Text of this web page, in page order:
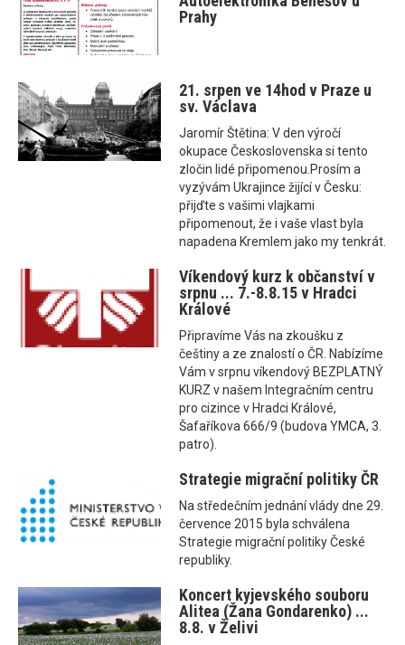
Prahy
21. srpen ve 14hod v Praze u
sv. Václava
Jaromír Štětina: V den výročí
okupace Československa si tento
zločin lidé připomenou.Prosím a
vyzývám Ukrajince žijící v Česku:
přijďte s vašimi vlajkami
připomenout, že i vaše vlast byla
napadena Kremlem jako my tenkrát.
Víkendový kurz k občanství v
srpnu ... 7.-8.8.15 v Hradci
Králové
Připravíme Vás na zkoušku z
češtiny a ze znalostí o ČR. Nabízíme
Vám v srpnu víkendový BEZPLATNÝ
KURZ v našem Integračním centru
pro cizince v Hradci Králové,
Šafaříkova 666/9 (budova YMCA, 3.
patro).
Strategie migrační politiky ČR
Na středečním jednání vlády dne 29.
července 2015 byla schválena
Strategie migrační politiky České
republiky.
Koncert kyjevského souboru
Alitea (Žana Gondarenko) ...
8.8. v Želivi